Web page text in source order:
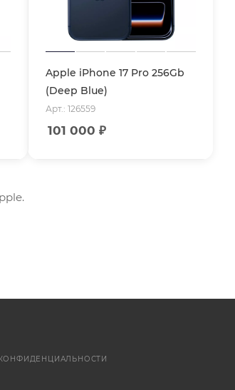
Apple iPhone 17 Pro 256Gb
(Deep Blue)
Арт.: 126559
101 000 ₽